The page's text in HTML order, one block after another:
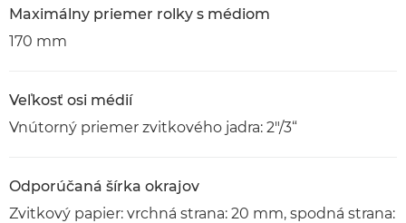
Maximálny priemer rolky s médiom
170 mm
Veľkosť osi médií
Vnútorný priemer zvitkového jadra: 2"/3“
Odporúčaná šírka okrajov
Zvitkový papier: vrchná strana: 20 mm, spodná strana: